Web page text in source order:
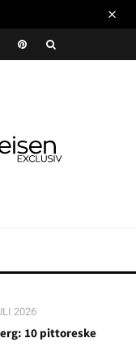
2026
10 pittoreske